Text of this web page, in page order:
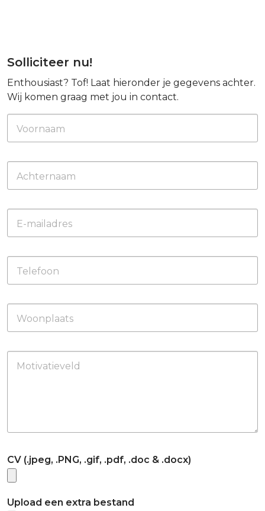
Solliciteer nu!
Enthousiast? Tof! Laat hieronder je gegevens achter.
Wij komen graag met jou in contact.
Voornaam
Achternaam
E-mailadres
Telefoon
Woonplaats
Motivatieveld
CV (.jpeg, .PNG, .gif, .pdf, .doc & .docx)
Upload een extra bestand